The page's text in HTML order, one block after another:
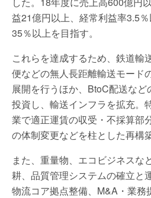
益21億円以上、経常利益率3.5
35％以上を目指す。
これらを達成するため、鉄道輸
便などの無人長距離輸送モード
展開を行うほか、BtoC配送など
投資し、輸送インフラを拡充。
業で適正運賃の収受・不採算部
の体制変更などを柱とした再構
また、重量物、エコビジネスな
耕、品質管理システムの確立と
物流コア拠点整備、M&A・業務